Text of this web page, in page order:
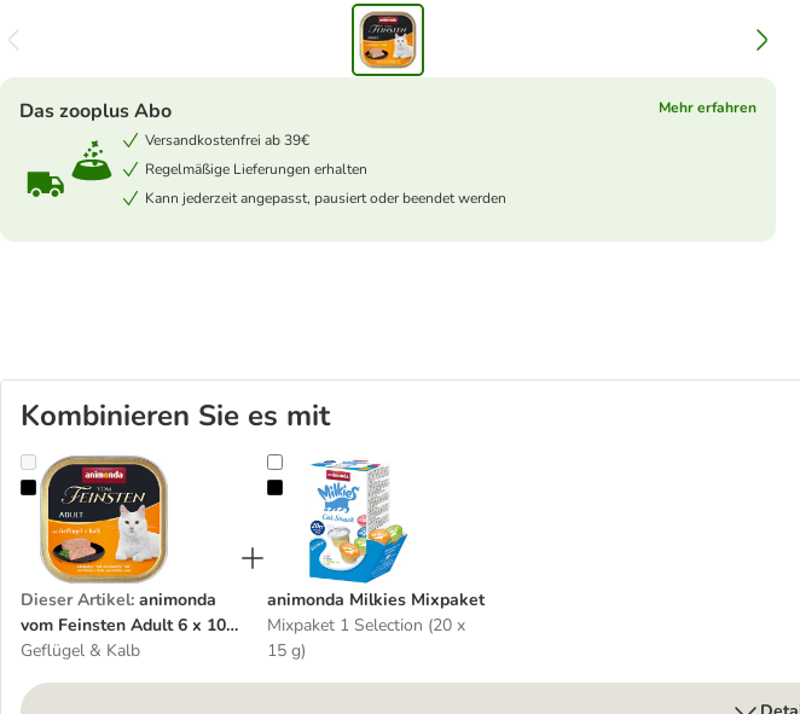
Das zooplus Abo
Mehr erfahren
Versandkostenfrei ab 39€
Regelmäßige Lieferungen erhalten
Kann jederzeit angepasst, pausiert oder beendet werden
Kombinieren Sie es mit
animonda vom Feinsten Adult 6 x 100 g
Dieser Artikel: animonda
vom Feinsten Adult 6 x 100
g
Geflügel & Kalb
animonda Milkies Mixpaket
animonda Milkies Mixpaket
Mixpaket 1 Selection (20 x
15 g)